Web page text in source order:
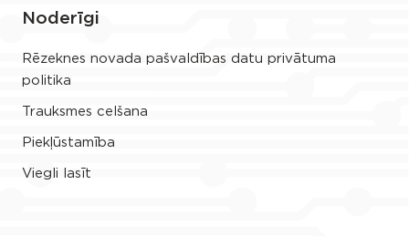
Noderīgi
Rēzeknes novada pašvaldības datu privātuma
politika
Trauksmes celšana
Piekļūstamība
Viegli lasīt